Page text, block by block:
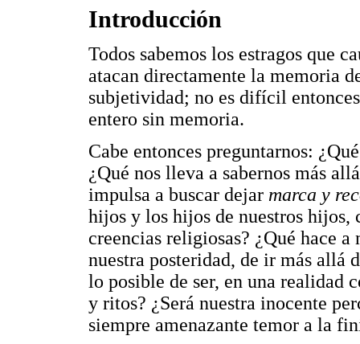
Introducción
Todos sabemos los estragos que
atacan directamente la memoria
subjetividad; no es difícil
entero sin memoria.
Cabe entonces preguntarnos:
¿Qué nos lleva a sabernos más
impulsa a buscar dejar marca y
hijos y los hijos de nuestros
creencias religiosas? ¿Qué hace
nuestra posteridad, de ir más allá
lo posible de ser, en una realidad
y ritos? ¿Será nuestra inocente
siempre amenazante temor a la